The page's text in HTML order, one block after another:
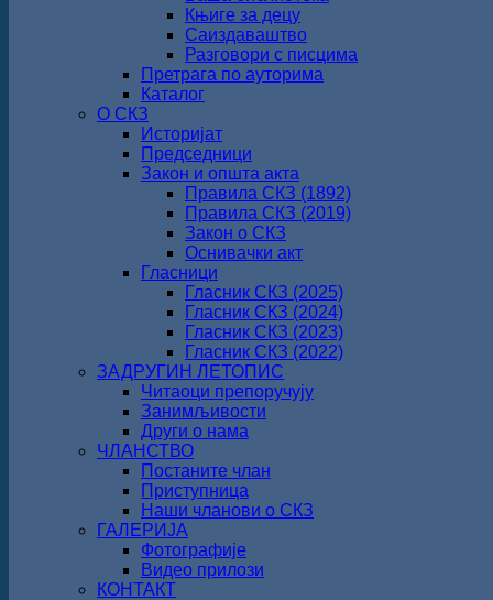
Књиге за децу
Саиздаваштво
Разговори с писцима
Претрага по ауторима
Каталог
О СКЗ
Историјат
Председници
Закон и општа акта
Правила СКЗ (1892)
Правила СКЗ (2019)
Закон о СКЗ
Оснивачки акт
Гласници
Гласник СКЗ (2025)
Гласник СКЗ (2024)
Гласник СКЗ (2023)
Гласник СКЗ (2022)
ЗАДРУГИН ЛЕТОПИС
Читаоци препоручују
Занимљивости
Други о нама
ЧЛАНСТВО
Постаните члан
Приступница
Наши чланови о СКЗ
ГАЛЕРИЈА
Фотографије
Видео прилози
КОНТАКТ